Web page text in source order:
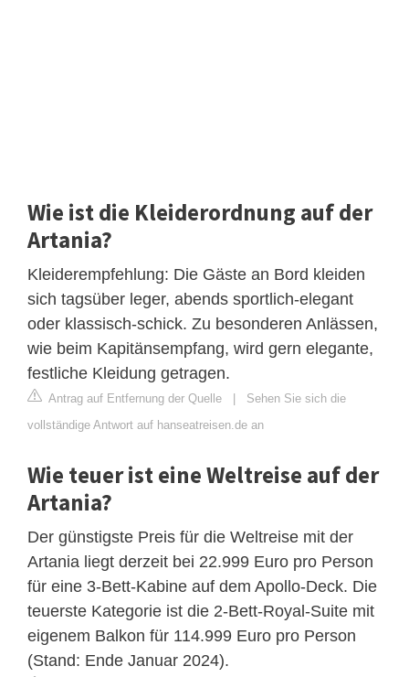
Wie ist die Kleiderordnung auf der
Artania?
Kleiderempfehlung: Die Gäste an Bord kleiden
sich tagsüber leger, abends sportlich-elegant
oder klassisch-schick. Zu besonderen Anlässen,
wie beim Kapitänsempfang, wird gern elegante,
festliche Kleidung getragen.
Antrag auf Entfernung der Quelle | Sehen Sie sich die
vollständige Antwort auf hanseatreisen.de an
Wie teuer ist eine Weltreise auf der
Artania?
Der günstigste Preis für die Weltreise mit der
Artania liegt derzeit bei 22.999 Euro pro Person
für eine 3-Bett-Kabine auf dem Apollo-Deck. Die
teuerste Kategorie ist die 2-Bett-Royal-Suite mit
eigenem Balkon für 114.999 Euro pro Person
(Stand: Ende Januar 2024).